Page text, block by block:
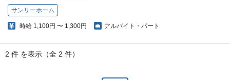
サンリーホーム
時給 1,100円 〜 1,300円 アルバイト・パート
2 件 を表示（全 2 件）